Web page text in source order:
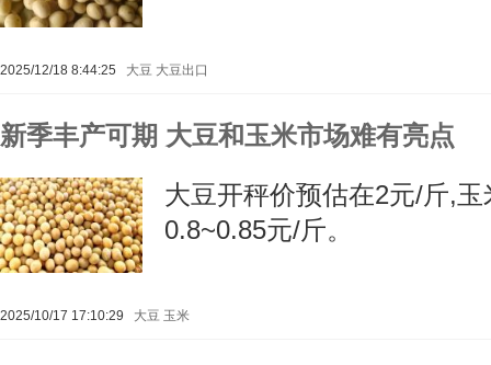
2025/12/18 8:44:25 大豆 大豆出口
新季丰产可期 大豆和玉米市场难有亮点
大豆开秤价预估在2元/斤,
0.8~0.85元/斤。
2025/10/17 17:10:29 大豆 玉米